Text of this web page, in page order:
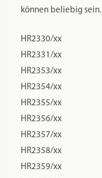
können beliebig sein.
HR2330/xx
HR2331/xx
HR2353/xx
HR2354/xx
HR2355/xx
HR2356/xx
HR2357/xx
HR2358/xx
HR2359/xx